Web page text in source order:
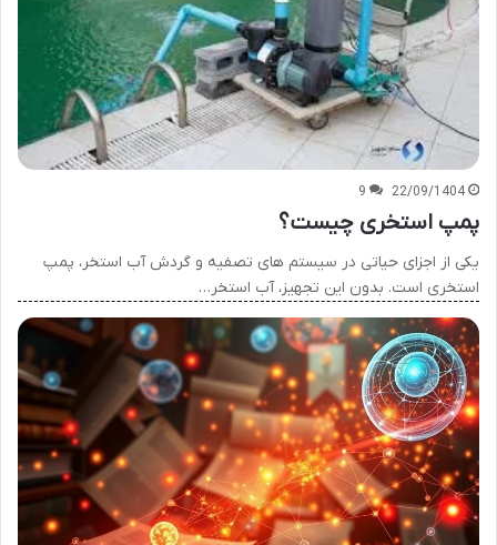
22/09/1404
9
پمپ استخری چیست؟
یکی از اجزای حیاتی در سیستم های تصفیه و گردش آب استخر، پمپ
استخری است. بدون این تجهیز، آب استخر…